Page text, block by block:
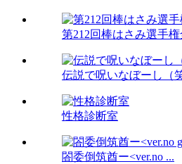
第212回棒はさみ選手権
伝説で呪いなぼーし（笑
性格診断室
閤委倒筑酋ー<ver.no ...